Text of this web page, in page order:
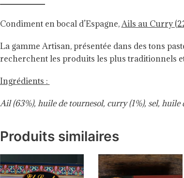
Condiment en bocal d’Espagne,Ails au Curry
La gamme Artisan, présentée dans des tons
recherchent les produits les plus traditionnels
Ingrédients :
Ail (63%), huile de tournesol, curry (1%), sel,
Produits similaires